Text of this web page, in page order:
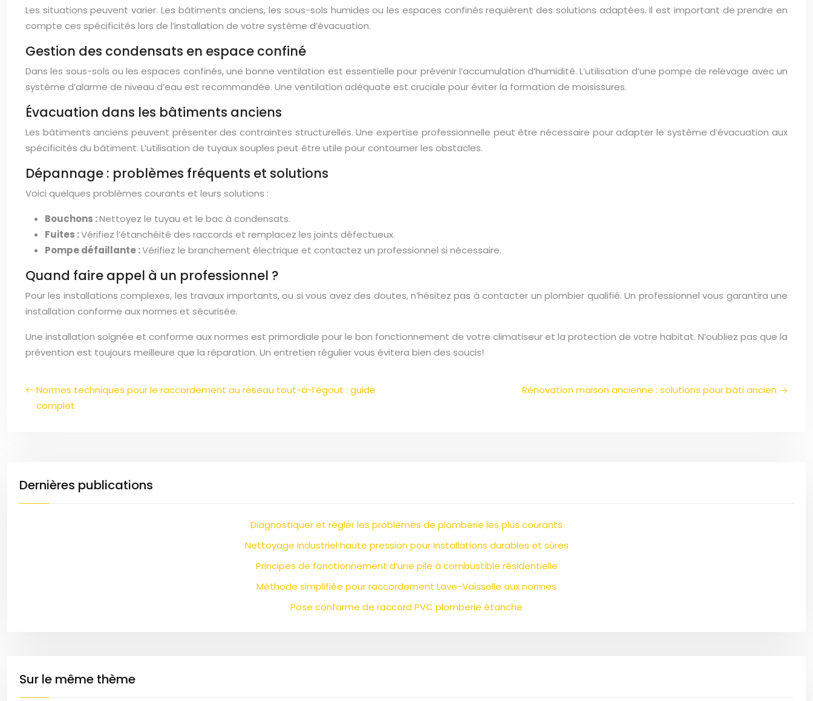
Les situations peuvent varier. Les bâtiments anciens, les sous-sols humides ou les espaces confinés requièrent des solutions adaptées. Il est important de prendre en
compte ces spécificités lors de l’installation de votre système d’évacuation.
Gestion des condensats en espace confiné
Dans les sous-sols ou les espaces confinés, une bonne ventilation est essentielle pour prévenir l’accumulation d’humidité. L’utilisation d’une pompe de relevage avec un
système d’alarme de niveau d’eau est recommandée. Une ventilation adéquate est cruciale pour éviter la formation de moisissures.
Évacuation dans les bâtiments anciens
Les bâtiments anciens peuvent présenter des contraintes structurelles. Une expertise professionnelle peut être nécessaire pour adapter le système d’évacuation aux
spécificités du bâtiment. L’utilisation de tuyaux souples peut être utile pour contourner les obstacles.
Dépannage : problèmes fréquents et solutions
Voici quelques problèmes courants et leurs solutions :
Bouchons :Nettoyez le tuyau et le bac à condensats.
Fuites :Vérifiez l’étanchéité des raccords et remplacez les joints défectueux.
Pompe défaillante :Vérifiez le branchement électrique et contactez un professionnel si nécessaire.
Quand faire appel à un professionnel ?
Pour les installations complexes, les travaux importants, ou si vous avez des doutes, n’hésitez pas à contacter un plombier qualifié. Un professionnel vous garantira une
installation conforme aux normes et sécurisée.
Une installation soignée et conforme aux normes est primordiale pour le bon fonctionnement de votre climatiseur et la protection de votre habitat. N’oubliez pas que la
prévention est toujours meilleure que la réparation. Un entretien régulier vous évitera bien des soucis!
Normes techniques pour le raccordement au réseau tout-à-l’égout : guide
complet
Rénovation maison ancienne : solutions pour bâti ancien
Dernières publications
Diagnostiquer et régler les problèmes de plomberie les plus courants
Nettoyage industriel haute pression pour installations durables et sûres
Principes de fonctionnement d’une pile à combustible résidentielle
Méthode simplifiée pour raccordement Lave-Vaisselle aux normes
Pose conforme de raccord PVC plomberie étanche
Sur le même thème